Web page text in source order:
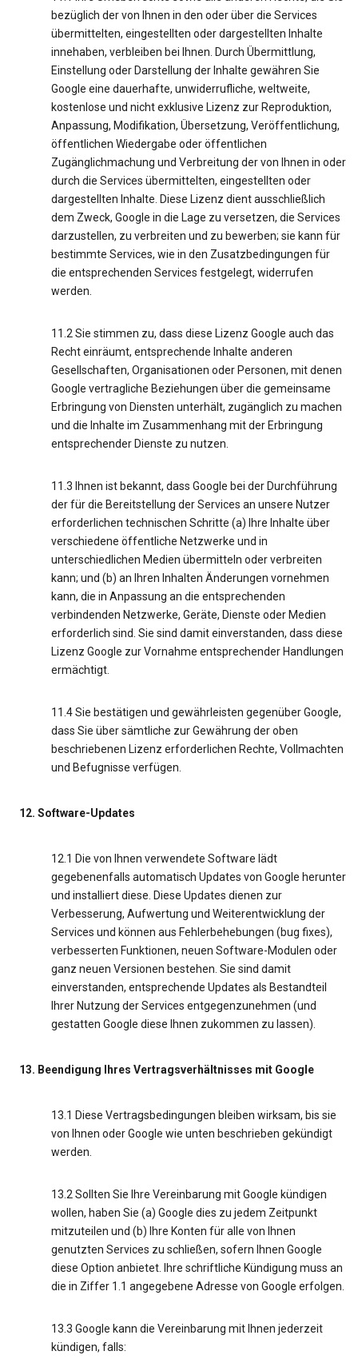
bezüglich der von Ihnen in den oder über die Services
übermittelten, eingestellten oder dargestellten Inhalte
innehaben, verbleiben bei Ihnen. Durch Übermittlung,
Einstellung oder Darstellung der Inhalte gewähren Sie
Google eine dauerhafte, unwiderrufliche, weltweite,
kostenlose und nicht exklusive Lizenz zur Reproduktion,
Anpassung, Modifikation, Übersetzung, Veröffentlichung,
öffentlichen Wiedergabe oder öffentlichen
Zugänglichmachung und Verbreitung der von Ihnen in oder
durch die Services übermittelten, eingestellten oder
dargestellten Inhalte. Diese Lizenz dient ausschließlich
dem Zweck, Google in die Lage zu versetzen, die Services
darzustellen, zu verbreiten und zu bewerben; sie kann für
bestimmte Services, wie in den Zusatzbedingungen für
die entsprechenden Services festgelegt, widerrufen
werden.
11.2 Sie stimmen zu, dass diese Lizenz Google auch das
Recht einräumt, entsprechende Inhalte anderen
Gesellschaften, Organisationen oder Personen, mit denen
Google vertragliche Beziehungen über die gemeinsame
Erbringung von Diensten unterhält, zugänglich zu machen
und die Inhalte im Zusammenhang mit der Erbringung
entsprechender Dienste zu nutzen.
11.3 Ihnen ist bekannt, dass Google bei der Durchführung
der für die Bereitstellung der Services an unsere Nutzer
erforderlichen technischen Schritte (a) Ihre Inhalte über
verschiedene öffentliche Netzwerke und in
unterschiedlichen Medien übermitteln oder verbreiten
kann; und (b) an Ihren Inhalten Änderungen vornehmen
kann, die in Anpassung an die entsprechenden
verbindenden Netzwerke, Geräte, Dienste oder Medien
erforderlich sind. Sie sind damit einverstanden, dass diese
Lizenz Google zur Vornahme entsprechender Handlungen
ermächtigt.
11.4 Sie bestätigen und gewährleisten gegenüber Google,
dass Sie über sämtliche zur Gewährung der oben
beschriebenen Lizenz erforderlichen Rechte, Vollmachten
und Befugnisse verfügen.
12. Software-Updates
12.1 Die von Ihnen verwendete Software lädt
gegebenenfalls automatisch Updates von Google herunter
und installiert diese. Diese Updates dienen zur
Verbesserung, Aufwertung und Weiterentwicklung der
Services und können aus Fehlerbehebungen (bug fixes),
verbesserten Funktionen, neuen Software-Modulen oder
ganz neuen Versionen bestehen. Sie sind damit
einverstanden, entsprechende Updates als Bestandteil
Ihrer Nutzung der Services entgegenzunehmen (und
gestatten Google diese Ihnen zukommen zu lassen).
13. Beendigung Ihres Vertragsverhältnisses mit Google
13.1 Diese Vertragsbedingungen bleiben wirksam, bis sie
von Ihnen oder Google wie unten beschrieben gekündigt
werden.
13.2 Sollten Sie Ihre Vereinbarung mit Google kündigen
wollen, haben Sie (a) Google dies zu jedem Zeitpunkt
mitzuteilen und (b) Ihre Konten für alle von Ihnen
genutzten Services zu schließen, sofern Ihnen Google
diese Option anbietet. Ihre schriftliche Kündigung muss an
die in Ziffer 1.1 angegebene Adresse von Google erfolgen.
13.3 Google kann die Vereinbarung mit Ihnen jederzeit
kündigen, falls: